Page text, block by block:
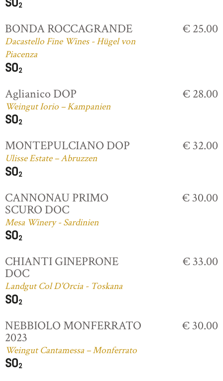
BONDA ROCCAGRANDE
Dacastello Fine Wines - Hügel von
Piacenza
€ 25.00
Aglianico DOP
Weingut Iorio – Kampanien
€ 28.00
MONTEPULCIANO DOP
Ulisse Estate – Abruzzen
€ 32.00
CANNONAU PRIMO
SCURO DOC
Mesa Winery - Sardinien
€ 30.00
CHIANTI GINEPRONE
DOC
Landgut Col D'Orcia - Toskana
€ 33.00
NEBBIOLO MONFERRATO
2023
Weingut Cantamessa – Monferrato
€ 30.00